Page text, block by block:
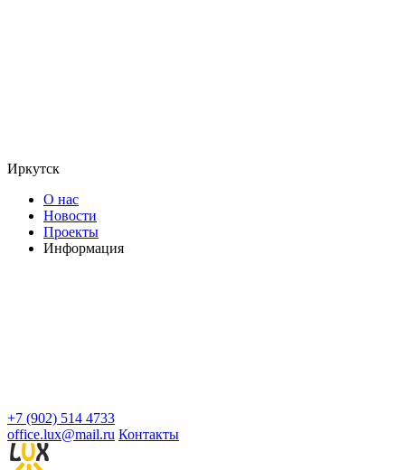
Иркутск
О нас
Новости
Проекты
Информация
+7 (902) 514 4733
office.lux@mail.ru Контакты